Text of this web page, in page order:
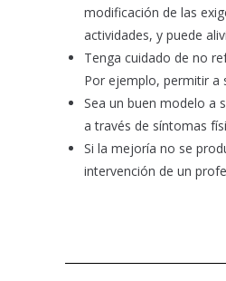
modificación de las
actividades, y puede
Tenga cuidado de no
Por ejemplo, permitir a
Sea un buen modelo a
a través de síntomas
Si la mejoría no se
intervención de un